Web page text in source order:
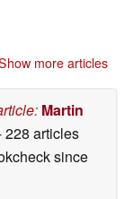
more articles
: Martin
228 articles
since